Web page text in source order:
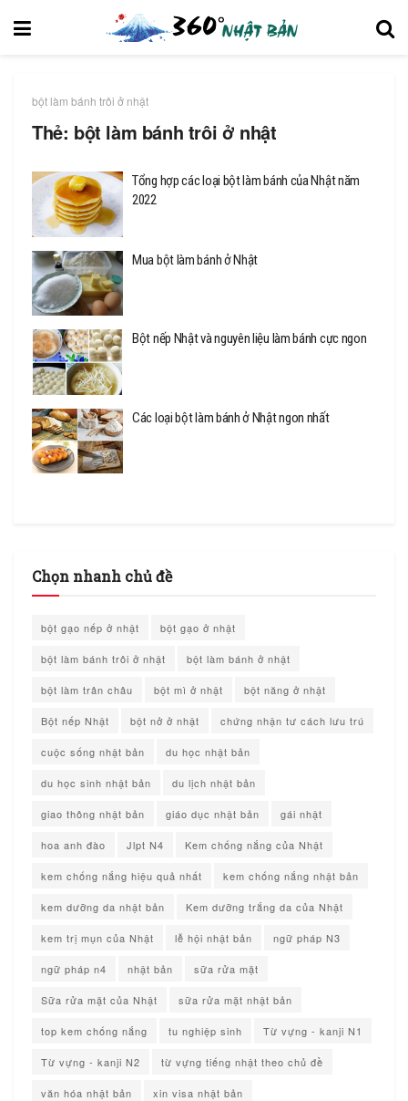
bột làm bánh trôi ở nhật
Thẻ: bột làm bánh trôi ở nhật
Tổng hợp các loại bột làm bánh của Nhật năm
2022
Mua bột làm bánh ở Nhật
Bột nếp Nhật và nguyên liệu làm bánh cực ngon
Các loại bột làm bánh ở Nhật ngon nhất
Chọn nhanh chủ đề
bột gạo nếp ở nhật bột gạo ở nhật
bột làm bánh trôi ở nhật bột làm bánh ở nhật
bột làm trân châu bột mì ở nhật bột năng ở nhật
Bột nếp Nhật bột nở ở nhật chứng nhận tư cách lưu trú
cuộc sống nhật bản du học nhật bản
du học sinh nhật bản du lịch nhật bản
giao thông nhật bản giáo dục nhật bản gái nhật
hoa anh đào Jlpt N4 Kem chống nắng của Nhật
kem chống nắng hiệu quả nhất kem chống nắng nhật bản
kem dưỡng da nhật bản Kem dưỡng trắng da của Nhật
kem trị mụn của Nhật lễ hội nhật bản ngữ pháp N3
ngữ pháp n4 nhật bản sữa rửa mặt
Sữa rửa mặt của Nhật sữa rửa mặt nhật bản
top kem chống nắng tu nghiệp sinh Từ vựng - kanji N1
Từ vựng - kanji N2 từ vựng tiếng nhật theo chủ đề
văn hóa nhật bản xin visa nhật bản